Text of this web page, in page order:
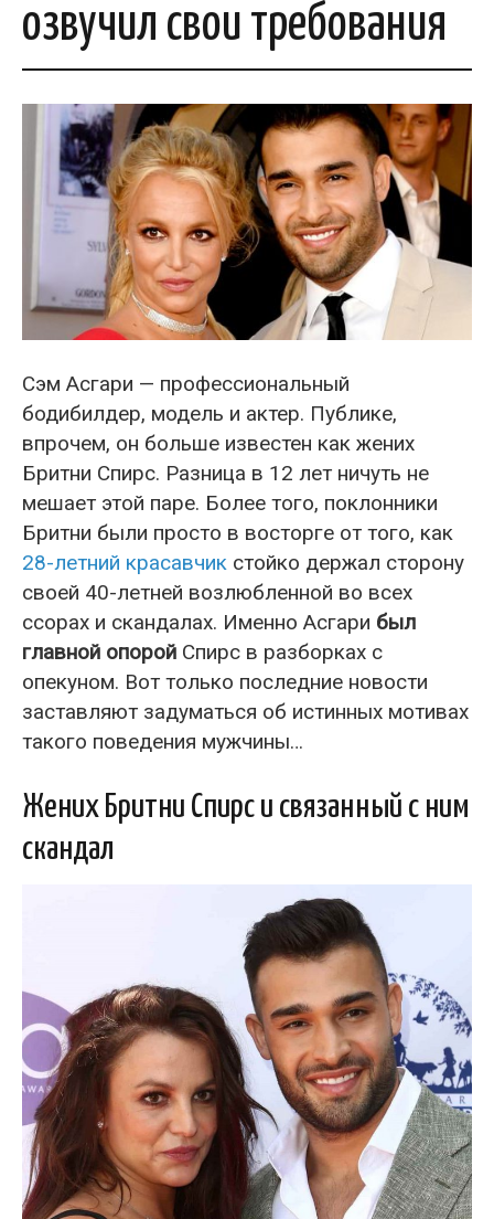
озвучил свои требования
Сэм Асгари — профессиональный
бодибилдер, модель и актер. Публике,
впрочем, он больше известен как жених
Бритни Спирс. Разница в 12 лет ничуть не
мешает этой паре. Более того, поклонники
Бритни были просто в восторге от того, как
28-летний красавчик стойко держал сторону
своей 40-летней возлюбленной во всех
ссорах и скандалах. Именно Асгари был
главной опорой Спирс в разборках с
опекуном. Вот только последние новости
заставляют задуматься об истинных мотивах
такого поведения мужчины…
Жених Бритни Спирс и связанный с ним
скандал